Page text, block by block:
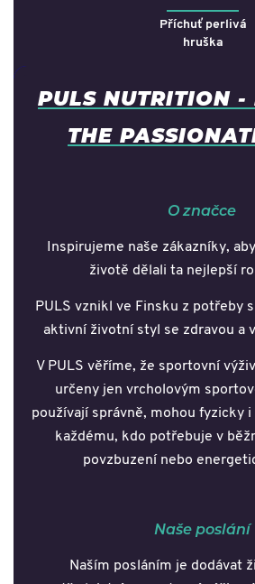
Příchuť perlivá
hruška
PULS NUTRITION -
THE
O značce
Inspirujeme naše zákazníky,
životě dělali ta nejlepší
PULS vznikl ve Finsku z potřeby
aktivní životní styl se zdravou a
V PULS věříme, že sportovní
určeny jen vrcholovým
používají správně, mohou fyzicky
každému, kdo potřebuje v
povzbuzení nebo
Naše poslání
Naším posláním je dodávat